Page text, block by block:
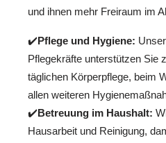
und ihnen mehr Freiraum im
✔️Pflege und Hygiene:
Pflegekräfte unterstützen Sie
täglichen Körperpflege, beim
allen weiteren
✔️Betreuung im Haushalt:
Hausarbeit und Reinigung,